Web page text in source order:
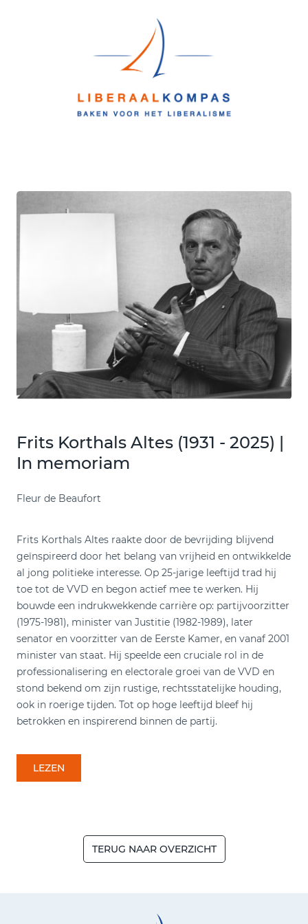
Frits Korthals Altes (1931 - 2025) |
In memoriam
Fleur de Beaufort
Frits Korthals Altes raakte door de bevrijding blijvend
geïnspireerd door het belang van vrijheid en ontwikkelde
al jong politieke interesse. Op 25-jarige leeftijd trad hij
toe tot de VVD en begon actief mee te werken. Hij
bouwde een indrukwekkende carrière op: partijvoorzitter
(1975-1981), minister van Justitie (1982-1989), later
senator en voorzitter van de Eerste Kamer, en vanaf 2001
minister van staat. Hij speelde een cruciale rol in de
professionalisering en electorale groei van de VVD en
stond bekend om zijn rustige, rechtsstatelijke houding,
ook in roerige tijden. Tot op hoge leeftijd bleef hij
betrokken en inspirerend binnen de partij.
LEZEN
TERUG NAAR OVERZICHT